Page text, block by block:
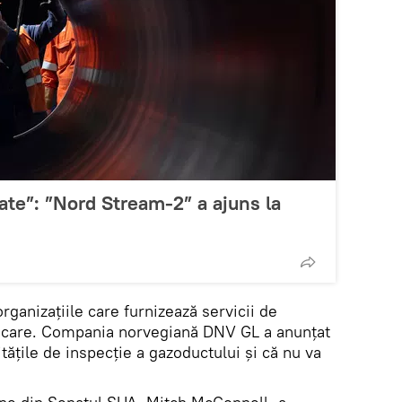
”Nord Stream-2” a ajuns la
care furnizează servicii de
Compania norvegiană DNV GL a anunțat
de inspecție a gazoductului și că nu va